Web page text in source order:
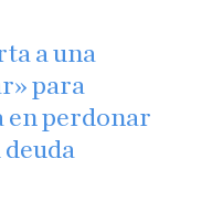
a una
para
en perdonar
deuda